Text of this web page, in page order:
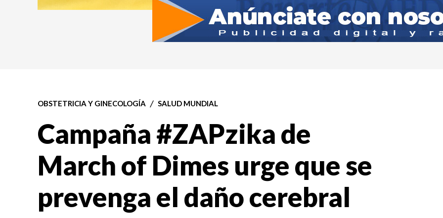
OBSTETRICIA Y GINECOLOGÍA SALUD MUNDIAL
Campaña #ZAPzika de
March of Dimes urge que se
prevenga el daño cerebral